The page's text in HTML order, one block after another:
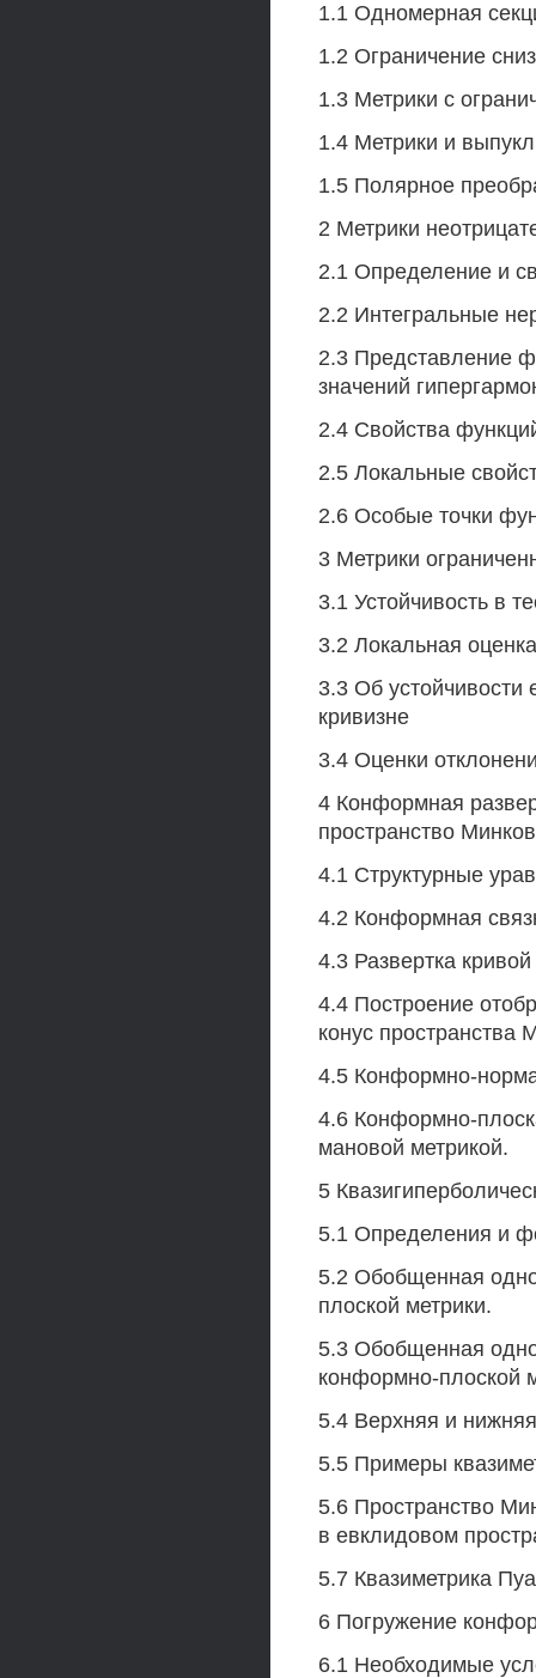
1.1 Одномерная
1.2 Ограничение
1.3 Метрики с
1.4 Метрики и
1.5 Полярное
2 Метрики
2.1 Определение и
2.2 Интегральные
2.3 Представление
значений
2.4 Свойства
2.5 Локальные
2.6 Особые точки
3 Метрики
3.1 Устойчивость в
3.2 Локальная
3.3 Об устойчивости
кривизне
3.4 Оценки
4 Конформная
пространство
4.1 Структурные
4.2 Конформная
4.3 Развертка
4.4 Построение
конус пространства
4.5 Конформно-
4.6 Конформно-
мановой метрикой.
5
5.1 Определения и
5.2 Обобщенная
плоской метрики.
5.3 Обобщенная
конформно-плоской
5.4 Верхняя и
5.5 Примеры
5.6 Пространство
в евклидовом
5.7 Квазиметрика
6 Погружение
6.1 Необходимые